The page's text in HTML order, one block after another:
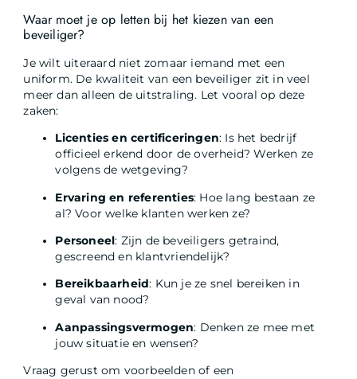
Waar moet je op letten bij het kiezen van een
beveiliger?
Je wilt uiteraard niet zomaar iemand met een
uniform. De kwaliteit van een beveiliger zit in veel
meer dan alleen de uitstraling. Let vooral op deze
zaken:
Licenties en certificeringen: Is het bedrijf
officieel erkend door de overheid? Werken ze
volgens de wetgeving?
Ervaring en referenties: Hoe lang bestaan ze
al? Voor welke klanten werken ze?
Personeel: Zijn de beveiligers getraind,
gescreend en klantvriendelijk?
Bereikbaarheid: Kun je ze snel bereiken in
geval van nood?
Aanpassingsvermogen: Denken ze mee met
jouw situatie en wensen?
Vraag gerust om voorbeelden of een